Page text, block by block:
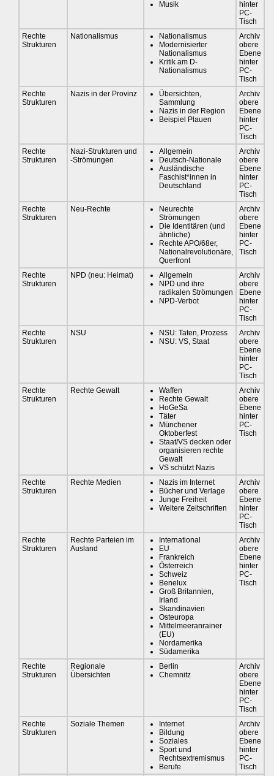
Musik
hinter
PC-
Tisch
Rechte
Strukturen
Nationalismus
Nationalismus
Modernisierter
Nationalismus
Kritik am D-
Nationalismus
Archiv
obere
Ebene
hinter
PC-
Tisch
Rechte
Strukturen
Nazis in der Provinz
Übersichten,
Sammlung
Nazis in der Region
Beispiel Plauen
Archiv
obere
Ebene
hinter
PC-
Tisch
Rechte
Strukturen
Nazi-Strukturen und
-Strömungen
Allgemein
Deutsch-Nationale
Ausländische
Faschist*innen in
Deutschland
Archiv
obere
Ebene
hinter
PC-
Tisch
Rechte
Strukturen
Neu-Rechte
Neurechte
Strömungen
Die Identitären (und
ähnliche)
Rechte APO/68er,
Nationalrevolutionäre,
Querfront
Archiv
obere
Ebene
hinter
PC-
Tisch
Rechte
Strukturen
NPD (neu: Heimat)
Allgemein
NPD und ihre
radikalen Strömungen
NPD-Verbot
Archiv
obere
Ebene
hinter
PC-
Tisch
Rechte
Strukturen
NSU
NSU: Taten, Prozess
NSU: VS, Staat
Archiv
obere
Ebene
hinter
PC-
Tisch
Rechte
Strukturen
Rechte Gewalt
Waffen
Rechte Gewalt
HoGeSa
Täter
Münchener
Oktoberfest
Staat/VS decken oder
organisieren rechte
Gewalt
VS schützt Nazis
Archiv
obere
Ebene
hinter
PC-
Tisch
Rechte
Strukturen
Rechte Medien
Nazis im Internet
Bücher und Verlage
Junge Freiheit
Weitere Zeitschriften
Archiv
obere
Ebene
hinter
PC-
Tisch
Rechte
Strukturen
Rechte Parteien im
Ausland
International
EU
Frankreich
Österreich
Schweiz
Benelux
Groß Britannien,
Irland
Skandinavien
Osteuropa
Mittelmeeranrainer
(EU)
Nordamerika
Südamerika
Archiv
obere
Ebene
hinter
PC-
Tisch
Rechte
Strukturen
Regionale
Übersichten
Berlin
Chemnitz
Archiv
obere
Ebene
hinter
PC-
Tisch
Rechte
Strukturen
Soziale Themen
Internet
Bildung
Soziales
Sport und
Rechtsextremismus
Berufe
Archiv
obere
Ebene
hinter
PC-
Tisch